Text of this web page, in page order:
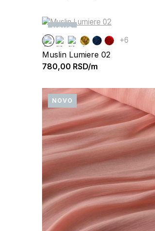
NOVO
+6
Muslin Lumiere 02
780,00 RSD/m
NOVO